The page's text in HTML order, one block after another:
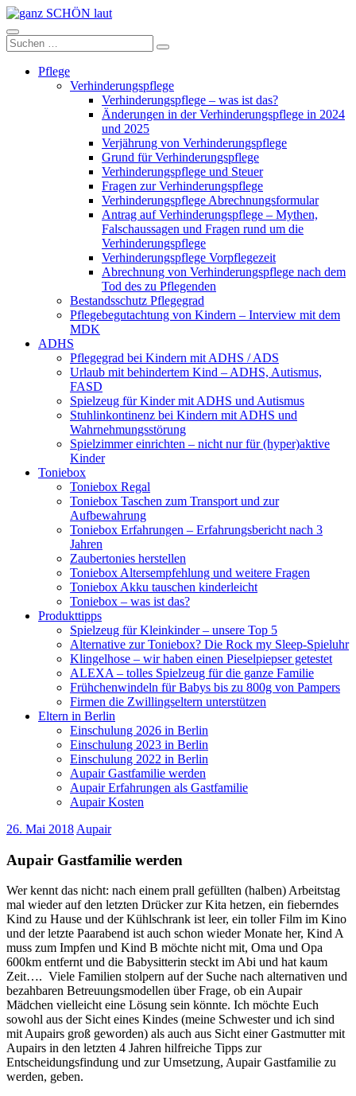
Zum
Inhalt
springen
ganz
SCHÖN
Suchen
nach:
Suchen
Pflege
Verhinderungspflege
Verhinderungspflege – was ist das?
Änderungen in der Verhinderungspflege in 2024
und 2025
Verjährung von Verhinderungspflege
Grund für Verhinderungspflege
Verhinderungspflege und Steuer
Fragen zur Verhinderungspflege
Verhinderungspflege Abrechnungsformular
Antrag auf Verhinderungspflege – Mythen,
Falschaussagen und Fragen rund um die
Verhinderungspflege
Verhinderungspflege Vorpflegezeit
Abrechnung von Verhinderungspflege nach dem
Tod des zu Pflegenden
Bestandsschutz Pflegegrad
Pflegebegutachtung von Kindern – Interview mit dem
MDK
ADHS
Pflegegrad bei Kindern mit ADHS / ADS
Urlaub mit behindertem Kind – ADHS, Autismus,
FASD
Spielzeug für Kinder mit ADHS und Autismus
Stuhlinkontinenz bei Kindern mit ADHS und
Wahrnehmungsstörung
Spielzimmer einrichten – nicht nur für (hyper)aktive
Kinder
Toniebox
Toniebox Regal
Toniebox Taschen zum Transport und zur
Aufbewahrung
Toniebox Erfahrungen – Erfahrungsbericht nach 3
Jahren
Zaubertonies herstellen
Toniebox Altersempfehlung und weitere Fragen
Toniebox Akku tauschen kinderleicht
Toniebox – was ist das?
Produkttipps
Spielzeug für Kleinkinder – unsere Top 5
Alternative zur Toniebox? Die Rock my Sleep-Spieluhr
Klingelhose – wir haben einen Pieselpiepser getestet
ALEXA – tolles Spielzeug für die ganze Familie
Frühchenwindeln für Babys bis zu 800g von Pampers
Firmen die Zwillingseltern unterstützen
Eltern in Berlin
Einschulung 2026 in Berlin
Einschulung 2023 in Berlin
Einschulung 2022 in Berlin
Aupair Gastfamilie werden
Aupair Erfahrungen als Gastfamilie
Aupair Kosten
26. Mai 2018 Aupair
Aupair Gastfamilie werden
Wer kennt das nicht: nach einem prall gefüllten (halben) Arbeitstag
mal wieder auf den letzten Drücker zur Kita hetzen, ein fieberndes
Kind zu Hause und der Kühlschrank ist leer, ein toller Film im Kino
und der letzte Paarabend ist auch schon wieder Monate her, Kind A
muss zum Impfen und Kind B möchte nicht mit, Oma und Opa
600km entfernt und die Babysitterin steckt im Abi und hat kaum
Zeit…. Viele Familien stolpern auf der Suche nach alternativen und
bezahbaren Betreuungsmodellen über Frage, ob ein Aupair
Mädchen vielleicht eine Lösung sein könnte. Ich möchte Euch
sowohl aus der Sicht eines Kindes (meine Schwester und ich sind
mit Aupairs groß geworden) als auch aus Sicht einer Gastmutter mit
Aupairs in den letzten 4 Jahren hilfreiche Tipps zur
Entscheidungsfindung und zur Umsetzung, Aupair Gastfamilie zu
werden, geben.